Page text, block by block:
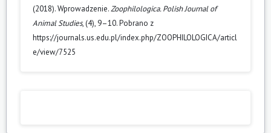
(2018). Wprowadzenie.Zoophilologica. Polish Journal of
Animal Studies, (4), 9–10. Pobrano z
https://journals.us.edu.pl/index.php/ZOOPHILOLOGICA/articl
e/view/7525